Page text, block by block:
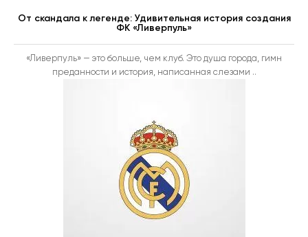
От скандала к легенде: Удивительная история создания
ФК «Ливерпуль»
«Ливерпуль» — это больше, чем клуб. Это душа города, гимн
преданности и история, написанная слезами ..